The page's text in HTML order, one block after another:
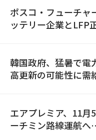
ポスコ・フューチャ
ッテリー企業とLFP
韓国政府、猛暑で電
高更新の可能性に需
エアプレミア、11月
ーチミン路線運航